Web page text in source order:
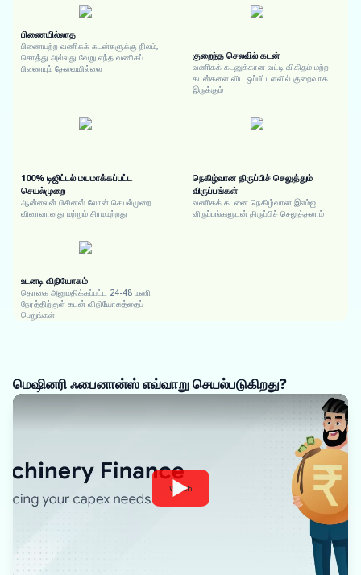
பிணையில்லாத
பிணையற்ற வணிகக் கடன்களுக்கு நிலம்,
சொத்து அல்லது வேறு எந்த வணிகப்
பிணையும் தேவையில்லை
குறைந்த செலவில் கடன்
வணிகக் கடனுக்கான வட்டி விகிதம் மற்ற
கடன்களை விட ஒப்பீட்டளவில் குறைவாக
இருக்கும்
100% டிஜிட்டல் மயமாக்கப்பட்ட
செயல்முறை
ஆன்லைன் பிசினஸ் லோன் செயல்முறை
விரைவானது மற்றும் சிரமமற்றது
நெகிழ்வான திருப்பிச் செலுத்தும்
விருப்பங்கள்
வணிகக் கடனை நெகிழ்வான இஎம்ஐ
விருப்பங்களுடன் திருப்பிச் செலுத்தலாம்
உடனடி விநியோகம்
தொகை அனுமதிக்கப்பட்ட 24-48 மணி
நேரத்திற்குள் கடன் விநியோகத்தைப்
பெறுங்கள்
மெஷினரி ஃபைனான்ஸ் எவ்வாறு செயல்படுகிறது?
Watch